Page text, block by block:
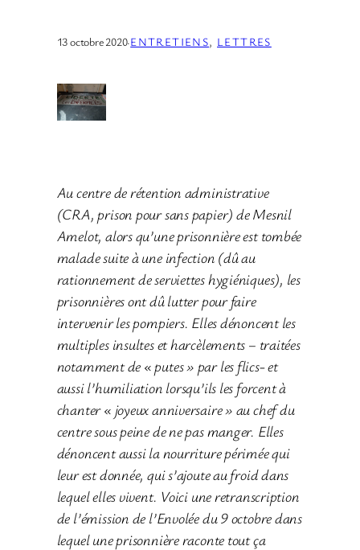
13 octobre 2020·ENTRETIENS, LETTRES
Au centre de rétention administrative
(CRA, prison pour sans papier) de Mesnil
Amelot, alors qu’une prisonnière est tombée
malade suite à une infection (dû au
rationnement de serviettes hygiéniques), les
prisonnières ont dû lutter pour faire
intervenir les pompiers. Elles dénoncent les
multiples insultes et harcèlements – traitées
notamment de « putes » par les flics- et
aussi l’humiliation lorsqu’ils les forcent à
chanter « joyeux anniversaire » au chef du
centre sous peine de ne pas manger. Elles
dénoncent aussi la nourriture périmée qui
leur est donnée, qui s’ajoute au froid dans
lequel elles vivent. Voici une retranscription
de l’émission de l’Envolée du 9 octobre dans
lequel une prisonnière raconte tout ça